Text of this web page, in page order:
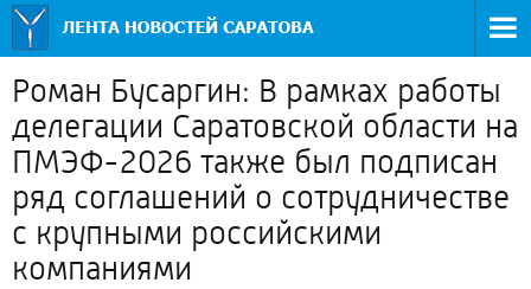
Роман Бусаргин: В рамках работы
делегации Саратовской области на
ПМЭФ-2026 также был подписан
ряд соглашений о сотрудничестве
с крупными российскими
компаниями